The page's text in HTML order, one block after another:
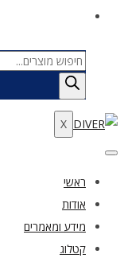
Products
search
X
ראשי
אודות
מידע ומאמרים
קטלוג